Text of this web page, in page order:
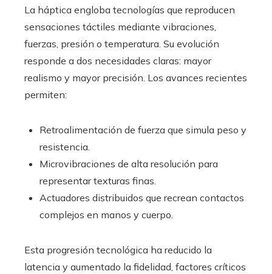
La háptica engloba tecnologías que reproducen
sensaciones táctiles mediante vibraciones,
fuerzas, presión o temperatura. Su evolución
responde a dos necesidades claras: mayor
realismo y mayor precisión. Los avances recientes
permiten:
Retroalimentación de fuerza que simula peso y
resistencia.
Microvibraciones de alta resolución para
representar texturas finas.
Actuadores distribuidos que recrean contactos
complejos en manos y cuerpo.
Esta progresión tecnológica ha reducido la
latencia y aumentado la fidelidad, factores críticos